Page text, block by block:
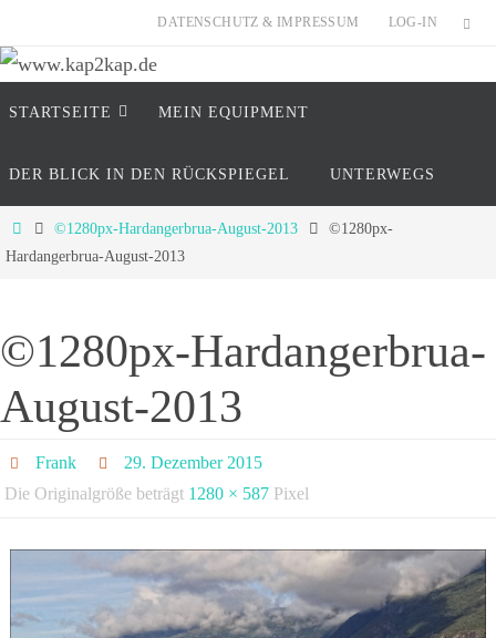
Inhalt
springen
DATENSCHUTZ & IMPRESSUM LOG-IN
www.kap2kap.de
"Reisen ist tödlich..... für Vorurteile" (Mark
Inhalt
STARTSEITE MEIN EQUIP­MENT
DER BLICK IN DEN RÜCKSPIEGEL UNTERWEGS
Start©1280px-Hardangerbrua-August-2013
©1280px-
Hardangerbrua-August-2013
©1280px-Hardangerbrua-
August-2013
Frank
29. Dezember 2015
Die Originalgröße beträgt 1280 × 587 Pixel